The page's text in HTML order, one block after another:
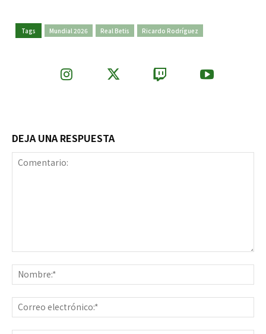
Tags Mundial 2026 Real Betis Ricardo Rodríguez
DEJA UNA RESPUESTA